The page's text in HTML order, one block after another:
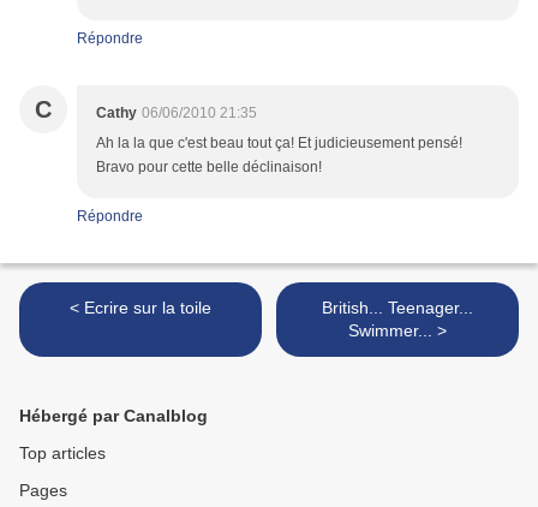
Répondre
C Cathy 06/06/2010 21:35
Ah la la que c'est beau tout ça! Et judicieusement pensé!
Bravo pour cette belle déclinaison!
Répondre
< Ecrire sur la toile
British... Teenager...
Swimmer... >
Hébergé par Canalblog
Top articles
Pages